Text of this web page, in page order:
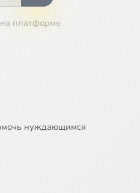
платформе
нуждающимся